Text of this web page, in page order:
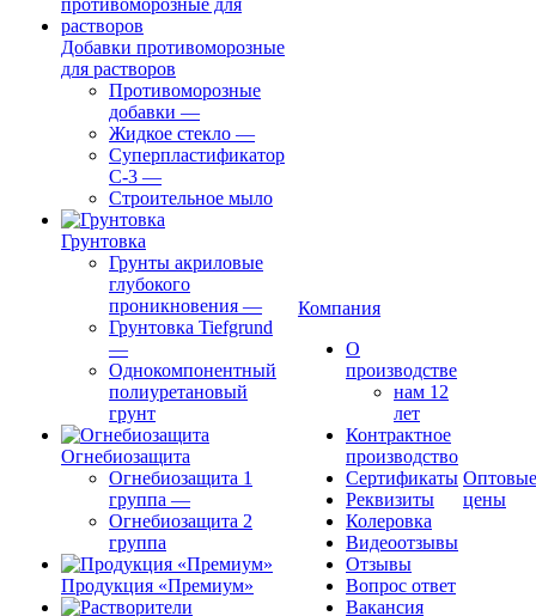
Добавки противоморозные
для растворов
Противоморозные
добавки —
Жидкое стекло —
Суперпластификатор
С-3 —
Строительное мыло
Грунтовка
Грунты акриловые
глубокого
проникновения —
Грунтовка Tiefgrund
—
Однокомпонентный
полиуретановый
грунт
Огнебиозащита
Огнебиозащита 1
группа —
Огнебиозащита 2
группа
Продукция «Премиум»
Компания
О
производстве
нам 12
лет
Контрактное
производство
Сертификаты
Реквизиты
Колеровка
Видеоотзывы
Отзывы
Вопрос ответ
Вакансия
Оптовые
цены